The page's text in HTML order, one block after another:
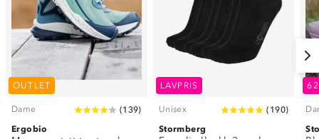
OUTLET
Dame (139)
Ergobio
LAVPRIS
Unisex ( 190)
Stormberg